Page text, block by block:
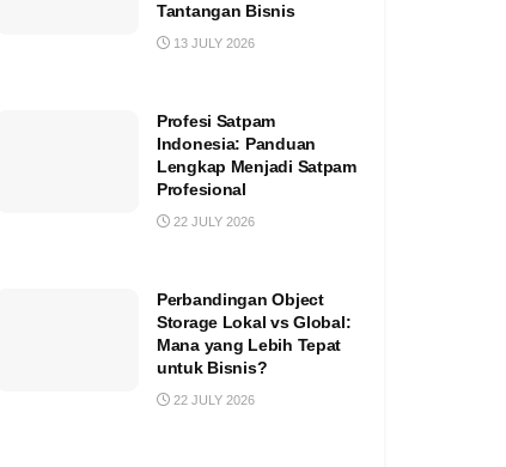
Tantangan Bisnis
13 JULY 2026
Profesi Satpam
Indonesia: Panduan
Lengkap Menjadi Satpam
Profesional
22 JULY 2026
Perbandingan Object
Storage Lokal vs Global:
Mana yang Lebih Tepat
untuk Bisnis?
22 JULY 2026